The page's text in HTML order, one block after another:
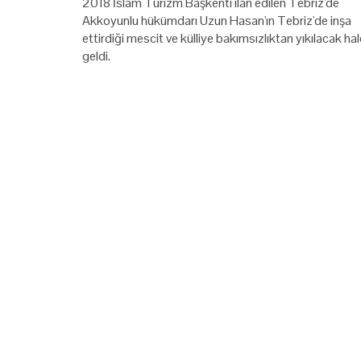
Akkoyunlu hükümdarı Uzun Hasan'ın Tebriz'de inşa
ettirdiği mescit ve külliye bakımsızlıktan yıkılacak
geldi.